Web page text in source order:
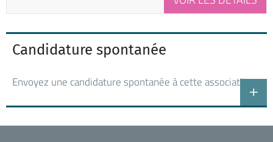
Candidature spontanée
Envoyez une candidature spontanée à cette association